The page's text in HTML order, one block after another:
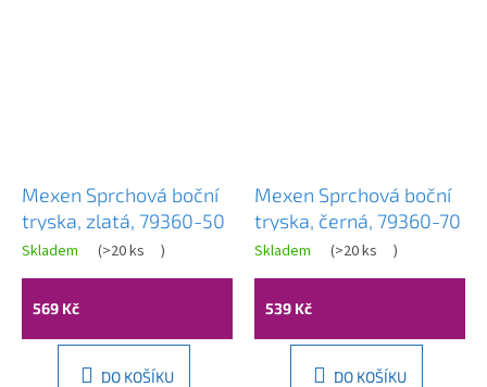
Mexen Sprchová boční
tryska, zlatá, 79360-50
Skladem (>20 ks )
569 Kč
DO KOŠÍKU
Mexen Sprchová boční
tryska, černá, 79360-70
Skladem (>20 ks )
539 Kč
DO KOŠÍKU